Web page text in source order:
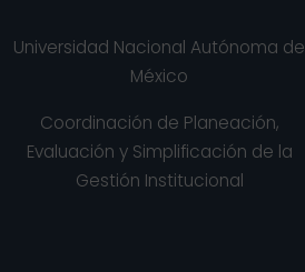
Universidad Nacional Autónoma de
México
Coordinación de Planeación,
Evaluación y Simplificación de la
Gestión Institucional